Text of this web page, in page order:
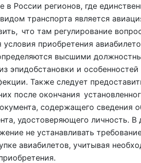
в России регионов, где
транспорта является
что там регулирование
приобретения
высшими
эпидобстановки и особенностей
Также следует
после окончания
содержащего сведения
удостоверяющего личность. В
не устанавливать
авиабилетов, учитывая